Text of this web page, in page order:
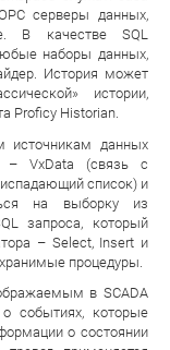
серверы данных,
В качестве SQL
наборы данных,
История может
истории,
Proficy Historian.
источникам данных
– VxData (связь с
список) и
на выборку из
запроса, который
– Select, Insert и
процедуры.
в SCADA
событиях, которые
о состоянии